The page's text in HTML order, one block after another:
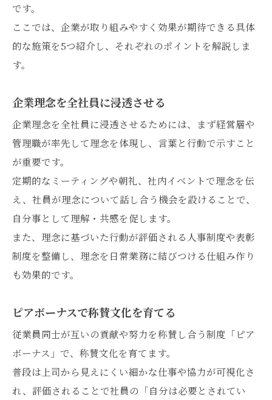
です。
ここでは、企業が取り組みやすく効果が期待できる具体
的な施策を5つ紹介し、それぞれのポイントを解説しま
す。
企業理念を全社員に浸透させる
企業理念を全社員に浸透させるためには、まず経営層や
管理職が率先して理念を体現し、言葉と行動で示すこと
が重要です。
定期的なミーティングや朝礼、社内イベントで理念を伝
え、社員が理念について話し合う機会を設けることで、
自分事として理解・共感を促します。
また、理念に基づいた行動が評価される人事制度や表彰
制度を整備し、理念を日常業務に結びつける仕組み作り
も効果的です。
ピアボーナスで称賛文化を育てる
従業員同士が互いの貢献や努力を称賛し合う制度「ピア
ボーナス」で、称賛文化を育てます。
普段は上司から見えにくい細かな仕事や協力が可視化さ
れ、評価されることで社員の「自分は必要とされてい